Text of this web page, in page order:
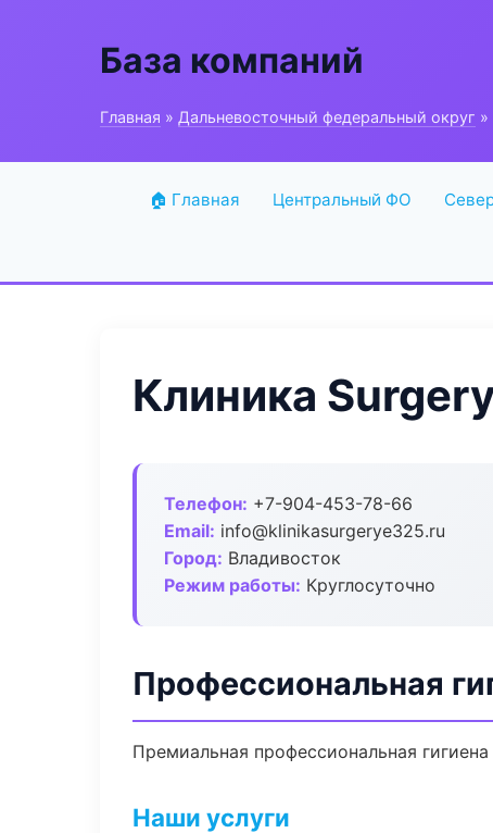
База компаний
Главная » Дальневосточный федеральный округ »
🏠 Главная Центральный ФО
Клиника
Телефон: +7-904-453-78-66
Email: info@klinikasurgerye325.ru
Город: Владивосток
Режим работы: Круглосуточно
Профессиональная
Премиальная профессиональная
Наши услуги